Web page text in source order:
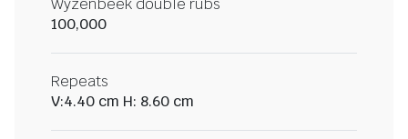
Wyzenbeek double rubs
100,000
Repeats
V:4.40 cm H: 8.60 cm